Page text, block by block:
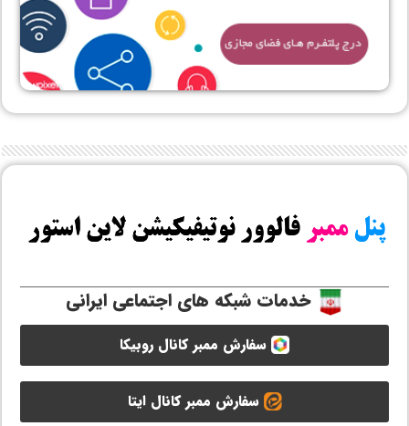
خدمات شبکه های اجتماعی ایرانی
سفارش ممبر کانال روبیکا
سفارش ممبر کانال ایتا